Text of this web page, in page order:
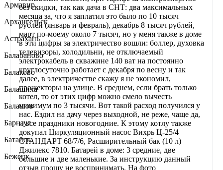
без скидки, так как дача в СНТ: два максимальных
месяца за, что я заплатил это было по 10 тысяч
рублей (январь и февраль), декабрь 8 тысяч рублей,
март по-моему около 7 тысяч, но у меня также в доме
в эти цифры за электричество вошли: боллер, духовка
телевизоры, холодильни, не отключаемый
электрокабель в скважине 140 ват на постоянно
круглосуточно работает с декабря по весну и так
далее, в электричестве скажу я не экономил,
прожекторы на улице. В среднем, если брать только
котел, то от этих цифр можно смело вычесть
минимум по 3 тысячи. Вот такой расход получился у
нас. Ездил на дачу через выходной, не реже, чаще да,
и все праздники новогодние. К этому котлу также
докупал Циркуляционный насос Вихрь Ц-25/4
СТАНДАРТ 68/7/6, Расширительный бак (10 л)
Джилекс 7810. Батарей в доме: 3 средние, две
большие и две маленькие. За инструкцию данный
отзыв прошу не воспринимать. На фото
Армавир
Архангельск
Астрахань
Балабаново
Балаково
Балашиха
Балашов
Барнаул
Батайск
Бежецк